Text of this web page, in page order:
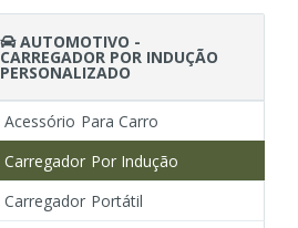
AUTOMOTIVO -
CARREGADOR POR INDUÇÃO
PERSONALIZADO
Acessório Para Carro
Carregador Por Indução
Carregador Portátil